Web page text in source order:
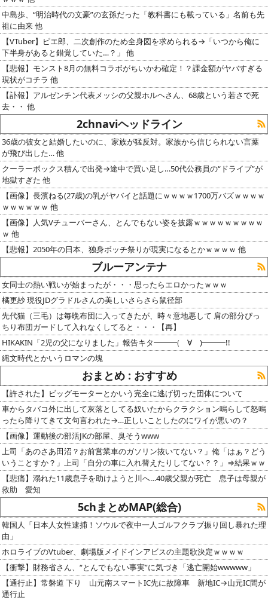
中島歩、“明治時代の文豪”の玄孫だった「教科書にも載っている」名前も先
祖に由来 他
【VTuber】ピエ郎、二次創作のため全身図を求められる→「いつから俺に
下半身があると錯覚していた…？」 他
【悲報】モンスト8月の無料コラボがちいかわ確定！？課金額がヤバすぎる
現状がコチラ 他
【訃報】アルゼンチン代表メッシの父親ホルヘさん、68歳という若さで死
去・・ 他
2chnaviヘッドライン
36歳の彼女と結婚したいのに、家族が猛反対。家族から信じられない言葉
が飛び出した… 他
クーラーボックス積んで出発→途中で買い足し…50代公務員の“ドライブ”が
地獄すぎた 他
【画像】長濱ねる(27歳)の乳がヤバイと話題にｗｗｗｗ1700万バズｗｗｗｗ
ｗｗｗｗｗｗ 他
【画像】人気Vチューバーさん、とんでもない姿を披露ｗｗｗｗｗｗｗｗｗ
ｗ 他
【悲報】2050年の日本、独身ボッチ祭りが現実になるとかｗｗｗｗ 他
ブルーアンテナ
女同士の熱い戦いが始まったが・・・思ったらエロかったｗｗｗ
橘更紗 現役JDグラドルさんの美しいさらさら鼠径部
先代猫（三毛）は毎晩布団に入ってきたが、時々意地悪して 肩の部分ぴっ
ちり布団ガードして入れなくしてると・・・【再】
HIKAKIN「2児の父になりました」報告キタ━━━(゚∀゚)━━━!!
縄文時代とかいうロマンの塊
おまとめ : おすすめ
【許された】ビッグモーターとかいう完全に逃げ切った団体について
車からタバコ外に出して灰落としてる奴いたからクラクション鳴らして怒鳴
ったら降りてきて文句言われた→…正しいことしたのにワイが悪いの？
【画像】運動後の部活JKの部屋、臭そうwww
上司「あのさあ田沼？お前営業車のガソリン抜いてない？」俺「はぁ？どう
いうことすか？」上司「自分の車に入れ替えたりしてない？？」⇒結果ｗｗ
【悲痛】溺れた11歳息子を助けようと川へ…40歳父親が死亡 息子は母親が
救助 愛知
5chまとめMAP(総合)
韓国人「日本人女性逮捕！ソウルで夜中一人ゴルフクラブ振り回し暴れた理
由」
ホロライブのVtuber、劇場版メイドインアビスの主題歌決定ｗｗｗｗ
【衝撃】財務省さん、“とんでもない事実”に気づき「逃亡開始wwwww」
【通行止】常磐道 下り 山元南スマートIC先に故障車 新地IC→山元IC間が
通行止